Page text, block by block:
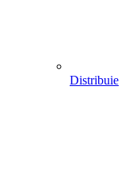
Distribuie